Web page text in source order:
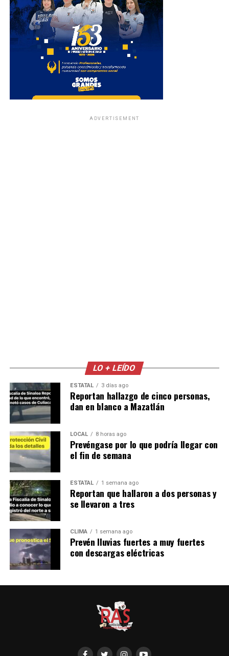
ADVERTISEMENT
LO + LEÍDO
ESTATAL 3 días ago
Reportan hallazgo de cinco personas,
dan en blanco a Mazatlán
LOCAL 8 horas ago
Prevéngase por lo que podría llegar con
el fin de semana
ESTATAL 1 semana ago
Reportan que hallaron a dos personas y
se llevaron a tres
CLIMA 1 semana ago
Prevén lluvias fuertes a muy fuertes
con descargas eléctricas